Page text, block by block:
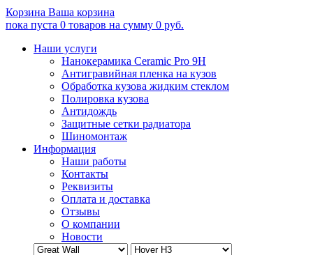
Корзина Ваша корзина
пока пуста 0 товаров на сумму 0 руб.
Наши услуги
Нанокерамика Ceramic Pro 9H
Антигравийная пленка на кузов
Обработка кузова жидким стеклом
Полировка кузова
Антидождь
Защитные сетки радиатора
Шиномонтаж
Информация
Наши работы
Контакты
Реквизиты
Оплата и доставка
Отзывы
О компании
Новости